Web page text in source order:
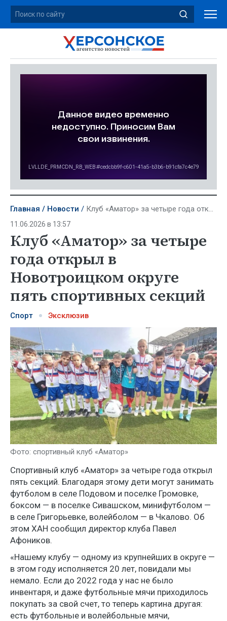
Главная Новости Клуб «Аматор» за четыре года открыл в Новотроицком округе пять спортивных секций
11.06.2026 в 13:57
Клуб «Аматор» за четыре
года открыл в
Новотроицком округе
пять спортивных секций
Спорт Эксклюзив
Фото: спортивный клуб «Аматор»
Спортивный клуб «Аматор» за четыре года открыл
пять секций. Благодаря этому дети могут занимать
футболом в селе Подовом и поселке Громовке,
боксом — в поселке Сивашском, минифутболом —
в селе Григорьевке, волейболом — в Чкалово. Об
этом ХАН сообщил директор клуба Павел
Афоников.
«Нашему клубу — одному из крупнейших в округе —
в этом году исполняется 20 лет, повидали мы
немало. Если до 2022 года у нас не было
инвентаря, и даже футбольные мячи приходилось
покупать за свой счет, то теперь картина другая:
есть футбольные и волейбольные мячи,